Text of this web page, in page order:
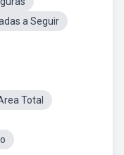
a Seguir
Total